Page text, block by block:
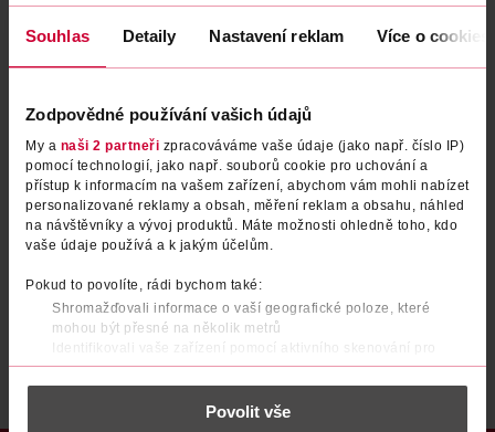
Souhlas Detaily Nastavení reklam Více o cookies
Zodpovědné používání vašich údajů
My a naši 2 partneři zpracováváme vaše údaje (jako např. číslo IP)
pomocí technologií, jako např. souborů cookie pro uchování a
přístup k informacím na vašem zařízení, abychom vám mohli nabízet
personalizované reklamy a obsah, měření reklam a obsahu, náhled
na návštěvníky a vývoj produktů. Máte možnosti ohledně toho, kdo
vaše údaje používá a k jakým účelům.
Pokud to povolíte, rádi bychom také:
Shromažďovali informace o vaší geografické poloze, které
mohou být přesné na několik metrů
Identifikovali vaše zařízení pomocí aktivního skenování pro
konkrétní charakteristiky (otisk prstu)
Zjistěte více o tom, jak zpracováváme vaše osobní údaje, a nastavte
části s podrobnostmi . Svůj souhlas můžete kdykoliv
Povolit vše
PŘIHLÁSIT SE
Po registraci se stáváte členem ROSSMANN CLUBu a můžete čerpat výhody naplno. Zjistit více